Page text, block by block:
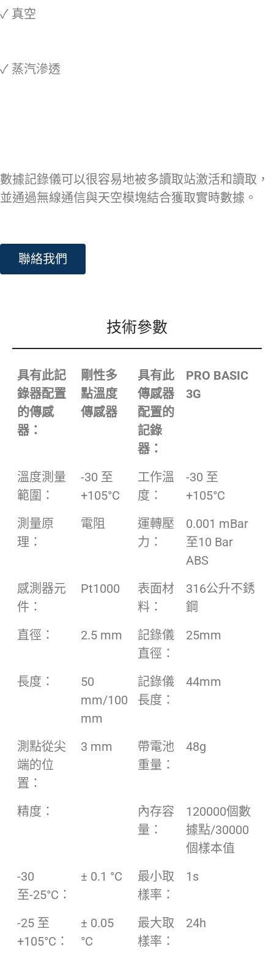
✓ 真空
✓ 蒸汽滲透
數據記錄儀可以很容易地被多讀取站激活和讀取，
並通過無線通信與天空模塊結合獲取實時數據。
聯絡我們
技術參數
具有此記
錄器配置
的傳感
器：
剛性多
點溫度
傳感器
具有此
傳感器
配置的
記錄
器：
PRO BASIC
3G
溫度測量
範圍：
-30 至
+105°C
工作溫
度：
-30 至
+105°C
測量原
理：
電阻
運轉壓
力：
0.001 mBar
至10 Bar
ABS
感測器元
件：
Pt1000
表面材
料：
316公升不銹
鋼
直徑：
2.5 mm
記錄儀
直徑：
25mm
長度：
50
mm/100
mm
記錄儀
長度：
44mm
測點從尖
端的位
置：
3 mm
帶電池
重量：
48g
精度：
內存容
量：
120000個數
據點/30000
個樣本值
-30
至-25°C：
± 0.1 °C
最小取
樣率：
1s
-25 至
+105°C：
± 0.05
°C
最大取
樣率：
24h